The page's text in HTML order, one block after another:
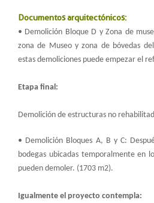
Documentos arquitectónicos:
• Demolición Bloque D y Zona de
zona de Museo y zona de bóvedas
estas demoliciones puede empezar el
Etapa final:
Demolición de estructuras no
• Demolición Bloques A, B y C:
bodegas ubicadas temporalmente en
pueden demoler. (1703 m2).
Igualmente el proyecto contempla: